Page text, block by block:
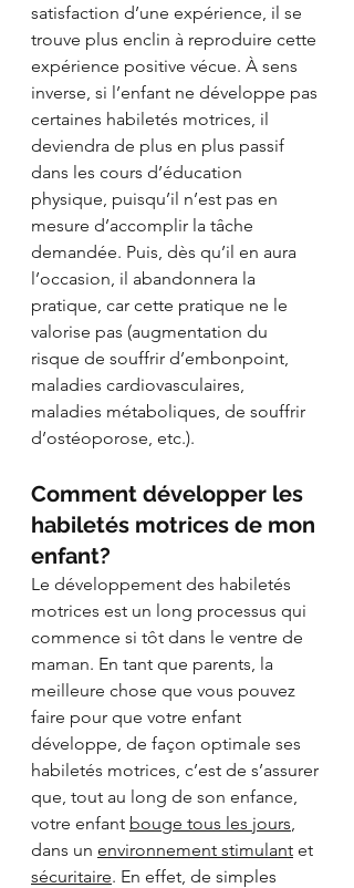
satisfaction d’une expérience, il se
trouve plus enclin à reproduire cette
expérience positive vécue. À sens
inverse, si l’enfant ne développe pas
certaines habiletés motrices, il
deviendra de plus en plus passif
dans les cours d’éducation
physique, puisqu’il n’est pas en
mesure d’accomplir la tâche
demandée. Puis, dès qu’il en aura
l’occasion, il abandonnera la
pratique, car cette pratique ne le
valorise pas (augmentation du
risque de souffrir d’embonpoint,
maladies cardiovasculaires,
maladies métaboliques, de souffrir
d’ostéoporose, etc.).
Comment développer les
habiletés motrices de mon
enfant?
Le développement des habiletés
motrices est un long processus qui
commence si tôt dans le ventre de
maman. En tant que parents, la
meilleure chose que vous pouvez
faire pour que votre enfant
développe, de façon optimale ses
habiletés motrices, c’est de s’assurer
que, tout au long de son enfance,
votre enfant bouge tous les jours
dans un environnement stimulant et
sécuritaire. En effet, de simples